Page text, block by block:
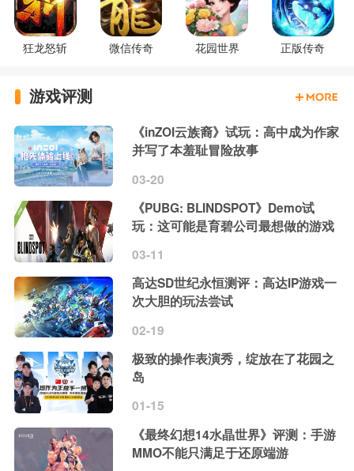
狂龙怒斩 微信传奇 花园世界 正版传奇
游戏评测
《inZOI云族裔》试玩：高中成为作家
并写了本羞耻冒险故事
03-20
《PUBG: BLINDSPOT》Demo试
玩：这可能是育碧公司最想做的游戏
03-11
高达SD世纪永恒测评：高达IP游戏一
次大胆的玩法尝试
02-19
极致的操作表演秀，绽放在了花园之
岛
01-15
《最终幻想14水晶世界》评测：手游
MMO不能只满足于还原端游